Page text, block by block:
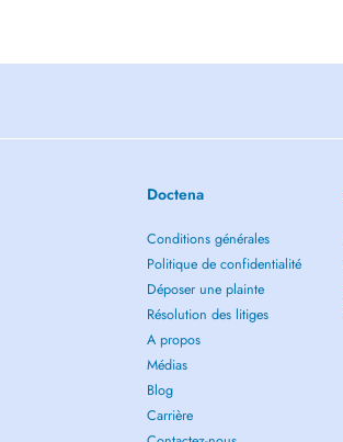
Doctena
Conditions générales
Politique de confidentialité
Déposer une plainte
Résolution des litiges
A propos
Médias
Blog
Carrière